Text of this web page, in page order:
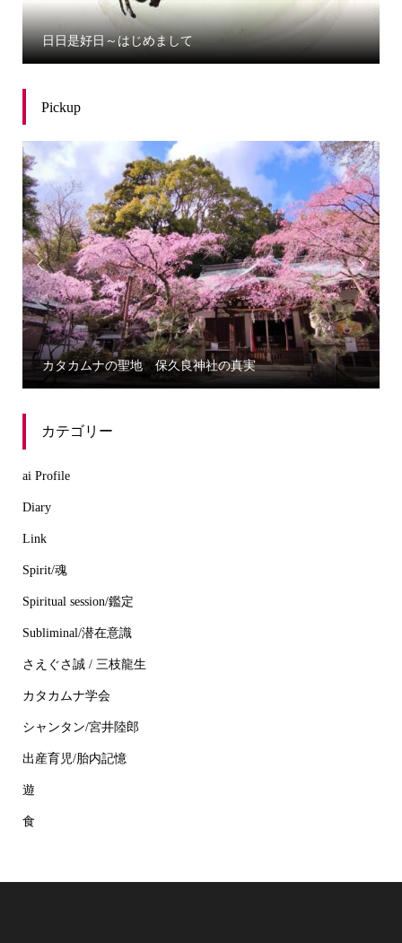
日日是好日～はじめまして
Pickup

誰にでもわかる三種の神器から学ぶカタカムナ

カテゴリー
ai Profile
Diary
Link
Spirit/魂
Spiritual session/鑑定
Subliminal/潜在意識
さえぐさ誠 / 三枝龍生
カタカムナ学会
シャンタン/宮井陸郎
出産育児/胎内記憶
遊
食